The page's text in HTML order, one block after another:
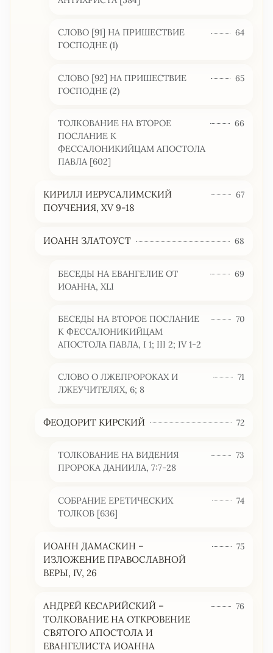
СЛОВО [91] НА ПРИШЕСТВИЕ
ГОСПОДНЕ (1)
64
СЛОВО [92] НА ПРИШЕСТВИЕ
ГОСПОДНЕ (2)
65
ТОЛКОВАНИЕ НА ВТОРОЕ
ПОСЛАНИЕ К
ФЕССАЛОНИКИЙЦАМ АПОСТОЛА
ПАВЛА [602]
66
КИРИЛЛ ИЕРУСАЛИМСКИЙ
ПОУЧЕНИЯ, XV 9-18
67
ИОАНН ЗЛАТОУСТ 68
БЕСЕДЫ НА ЕВАНГЕЛИЕ ОТ
ИОАННА, XLI
69
БЕСЕДЫ НА ВТОРОЕ ПОСЛАНИЕ
К ФЕССАЛОНИКИЙЦАМ
АПОСТОЛА ПАВЛА, I 1; III 2; IV 1-2
70
СЛОВО О ЛЖЕПРОРОКАХ И
ЛЖЕУЧИТЕЛЯХ, 6; 8
71
ФЕОДОРИТ КИРСКИЙ 72
ТОЛКОВАНИЕ НА ВИДЕНИЯ
ПРОРОКА ДАНИИЛА, 7:7-28
73
СОБРАНИЕ ЕРЕТИЧЕСКИХ
ТОЛКОВ [636]
74
ИОАНН ДАМАСКИН –
ИЗЛОЖЕНИЕ ПРАВОСЛАВНОЙ
ВЕРЫ, IV, 26
75
АНДРЕЙ КЕСАРИЙСКИЙ –
ТОЛКОВАНИЕ НА ОТКРОВЕНИЕ
СВЯТОГО АПОСТОЛА И
ЕВАНГЕЛИСТА ИОАННА
76